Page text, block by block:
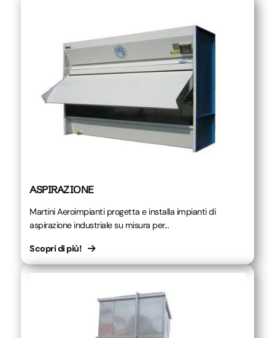
ASPIRAZIONE
Martini Aeroimpianti progetta e installa impianti di
aspirazione industriale su misura per...
Scopri di più!